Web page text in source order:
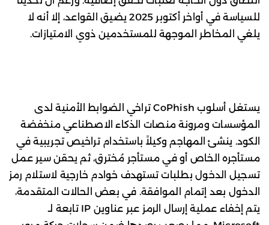
للسياسة في أواخر أكتوبر 2025 يضيق القواعد، إلا أنه لا
يلغي المخاطر الموجهة للمستخدمين ذوي الامتيازات.
يستغل أسلوب CoPhish تراخي الضوابط الأمنية لدى
المؤسسات ومرونة منصات الذكاء الاصطناعي منخفضة
الكود. ينشئ المهاجم وكيلاً باستخدام تراخيص تجريبية في
مستأجره الخاص أو في مستأجر مُخترق، ثم يحقن سير عمل
تسجيل الدخول بطلبات تستهدف خوادم خارجية لاستلام رمز
الدخول بعد إتمام الموافقة. في بعض الحالات المتقدمة،
يتم إخفاء عملية إرسال الرمز عبر عناوين IP تابعة لـ